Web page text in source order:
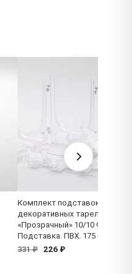
Комплект подставок для
декоративных тарелок
«Прозрачный» 10/10 Форма:
Подставка. ПВХ. 175 мм.
331 ₽
226 ₽